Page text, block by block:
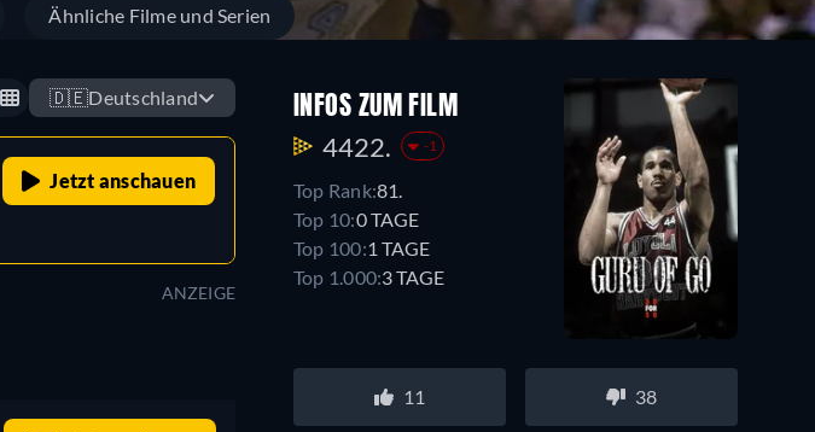
Ähnliche Filme und Serien
🇩🇪Deutschland
Jetzt anschauen
ANZEIGE
INFOS ZUM FILM
4422. -1
Top Rank:81.
Top 10:0 TAGE
Top 100:1 TAGE
Top 1.000:3 TAGE
11 38